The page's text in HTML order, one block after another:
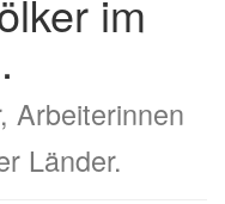
im
Arbeiterinnen
Länder.